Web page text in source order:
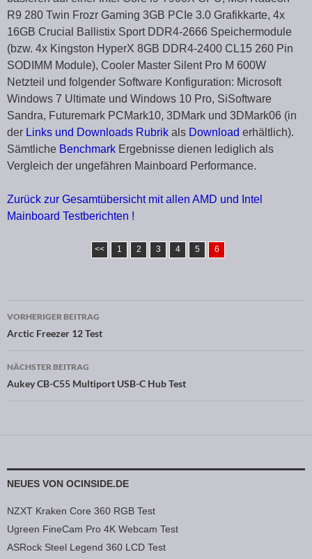
R9 280 Twin Frozr Gaming 3GB PCIe 3.0 Grafikkarte, 4x
16GB Crucial Ballistix Sport DDR4-2666 Speichermodule
(bzw. 4x Kingston HyperX 8GB DDR4-2400 CL15 260 Pin
SODIMM Module), Cooler Master Silent Pro M 600W
Netzteil und folgender Software Konfiguration: Microsoft
Windows 7 Ultimate und Windows 10 Pro, SiSoftware
Sandra, Futuremark PCMark10, 3DMark und 3DMark06 (in
der Links und Downloads Rubrik als Download erhältlich).
Sämtliche Benchmark Ergebnisse dienen lediglich als
Vergleich der ungefähren Mainboard Performance.
Zurück zur Gesamtübersicht mit allen AMD und Intel
Mainboard Testberichten !
<< 1 2 3 4 5 6
Beitragsnavigation
VORHERIGER BEITRAG
Arctic Freezer 12 Test
NÄCHSTER BEITRAG
Aukey CB-C55 Multiport USB-C Hub Test
NEUES VON OCINSIDE.DE
NZXT Kraken Core 360 RGB Test
Ugreen FineCam Pro 4K Webcam Test
ASRock Steel Legend 360 LCD Test